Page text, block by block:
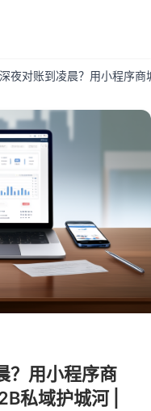
夜对账到凌晨？用小程序
？用小程序商
私域护城河 |